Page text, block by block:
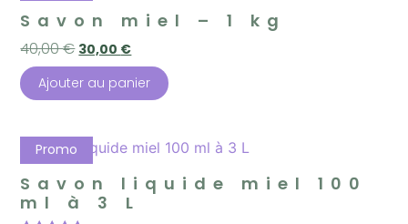
Savon miel – 1 kg
40,00€ 30,00 €
Ajouter au panier
Promo
Savon liquide miel 100
ml à 3 L